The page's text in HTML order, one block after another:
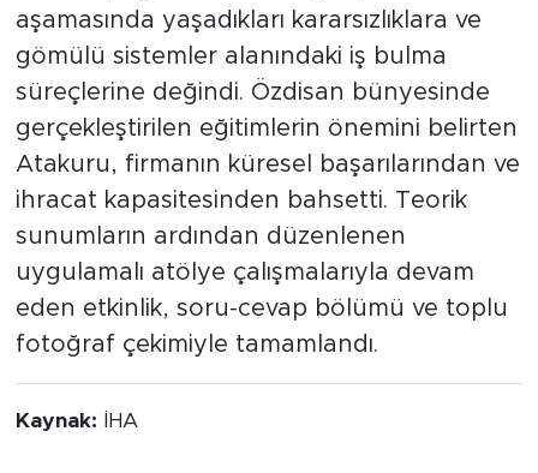
aşamasında yaşadıkları kararsızlıklara ve
gömülü sistemler alanındaki iş bulma
süreçlerine değindi. Özdisan bünyesinde
gerçekleştirilen eğitimlerin önemini belirten
Atakuru, firmanın küresel başarılarından ve
ihracat kapasitesinden bahsetti. Teorik
sunumların ardından düzenlenen
uygulamalı atölye çalışmalarıyla devam
eden etkinlik, soru-cevap bölümü ve toplu
fotoğraf çekimiyle tamamlandı.
Kaynak: İHA